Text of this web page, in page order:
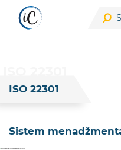
content
ISO 22301
Sistem